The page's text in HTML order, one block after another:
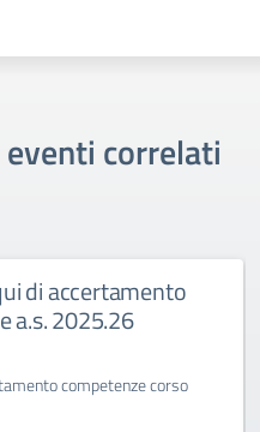
correlati
Circolare n. 360
2027
Esami integrativi